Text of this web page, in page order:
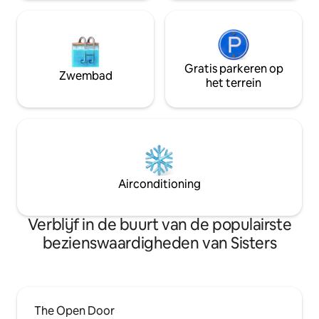
Zwembad
Gratis parkeren op
het terrein
Airconditioning
Verblijf in de buurt van de populairste
bezienswaardigheden van Sisters
The Open Door